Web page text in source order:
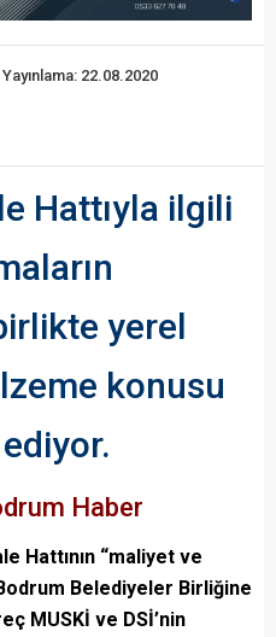
Yayınlama: 22.08.2020
Hattıyla ilgili
yerel
konusu
Haber
Hattının “maliyet ve
Belediyeler Birliğine
MUSKİ ve DSİ’nin